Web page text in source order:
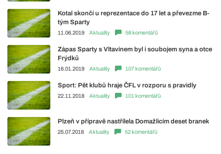
Kotal skončí u reprezentace do 17 let a převezme B-
tým Sparty
11.06.2019 Aktuality 58 komentářů
Zápas Sparty s Vltavínem byl i soubojem syna a otce
Frýdků
16.01.2019 Aktuality 107 komentářů
Sport: Pět klubů hraje ČFL v rozporu s pravidly
22.11.2018 Aktuality 101 komentářů
Plzeň v přípravě nastřílela Domažlicím deset branek
25.07.2018 Aktuality 52 komentářů